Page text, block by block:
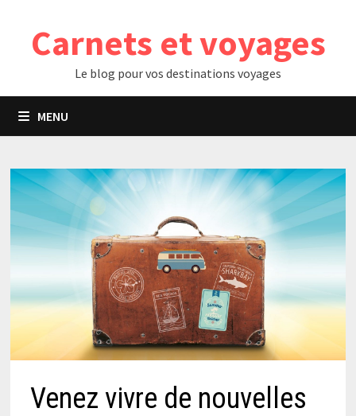
contenuCarnets et voyages
Le blog pour vos destinations voyages
MENU
Venez vivre de nouvelles